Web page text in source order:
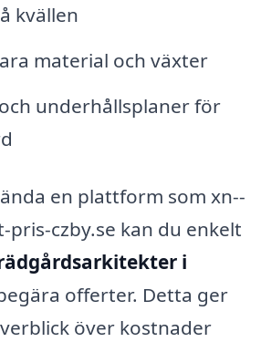
kvällen
material och växter
underhållsplaner för
en plattform som xn--
czby.se kan du enkelt
i
offerter. Detta ger
över kostnader